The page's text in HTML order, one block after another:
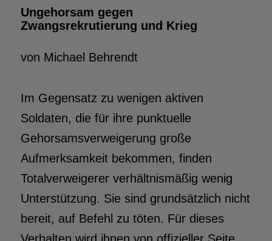
Ungehorsam gegen
Zwangsrekrutierung und Krieg
von Michael Behrendt
Im Gegensatz zu wenigen aktiven
Soldaten, die für ihre punktuelle
Gehorsamsverweigerung große
Aufmerksamkeit bekommen, finden
Totalverweigerer verhältnismäßig wenig
Unterstützung. Sie sind grundsätzlich nicht
bereit, auf Befehl zu töten. Für dieses